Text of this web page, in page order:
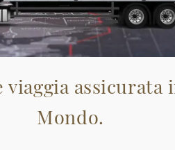
viaggia
Mondo.